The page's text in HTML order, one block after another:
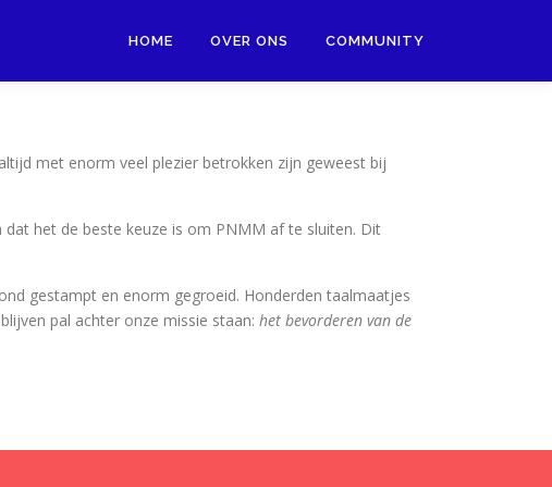
HOME OVER ONS COMMUNITY
met enorm veel plezier betrokken zijn geweest bij
het de beste keuze is om PNMM af te sluiten. Dit
gestampt en enorm gegroeid. Honderden taalmaatjes
pal achter onze missie staan: het bevorderen van de